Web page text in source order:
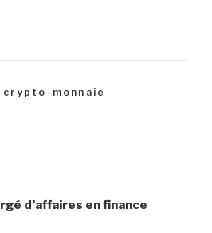
monnaie
d’affaires en finance